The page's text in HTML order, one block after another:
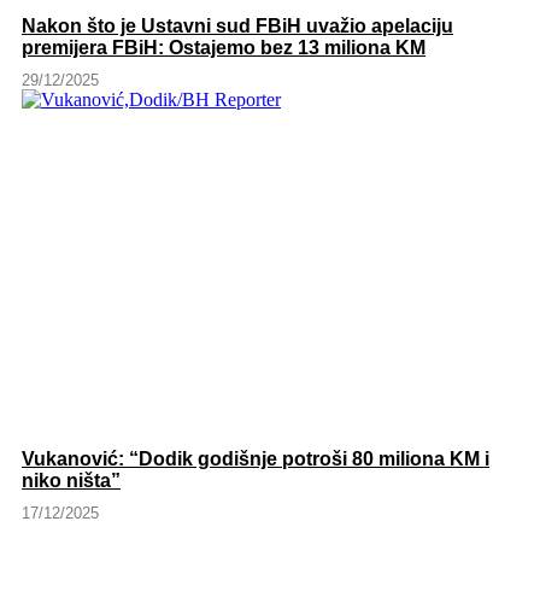
Nakon što je Ustavni sud FBiH uvažio apelaciju
premijera FBiH: Ostajemo bez 13 miliona KM
29/12/2025
Vukanović: “Dodik godišnje potroši 80 miliona KM i
niko ništa”
17/12/2025